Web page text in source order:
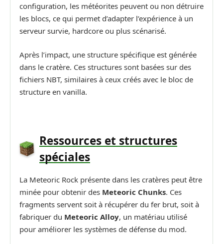
configuration, les météorites peuvent ou non détruire
les blocs, ce qui permet d’adapter l’expérience à un
serveur survie, hardcore ou plus scénarisé.
Après l’impact, une structure spécifique est générée
dans le cratère. Ces structures sont basées sur des
fichiers NBT, similaires à ceux créés avec le bloc de
structure en vanilla.
Ressources et structures
spéciales
La Meteoric Rock présente dans les cratères peut être
minée pour obtenir des Meteoric Chunks. Ces
fragments servent soit à récupérer du fer brut, soit à
fabriquer du Meteoric Alloy, un matériau utilisé
pour améliorer les systèmes de défense du mod.